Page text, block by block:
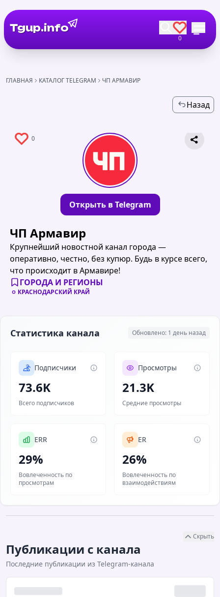
Tgup.info
0
ГЛАВНАЯ КАТАЛОГ TELEGRAM ЧП АРМАВИР
Назад
0
Открыть в Telegram
ЧП Армавир
Крупнейший новостной канал города —
оперативно, честно, без купюр. Будь в курсе всего,
что происходит в Армавире!
ГОРОДА И РЕГИОНЫ
КРАСНОДАРСКИЙ КРАЙ
Статистика канала Обновлено: 1 день назад
Подписчики
73.6K
Всего подписчиков
Просмотры
21.3K
Средние просмотры
ERR
29%
Вовлеченность по
просмотрам
ER
26%
Вовлеченность по
взаимодействиям
Скрыть
Публикации с канала
Последние публикации из Telegram-канала